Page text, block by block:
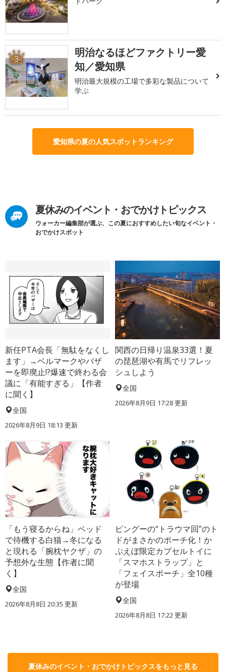
3
明治なるほどファクトリー愛
知／愛知県
明治最大規模の工場で多彩な製品について
学ぶ
愛知県の夏の人気スポットランキング
夏休みのイベント・おでかけトピックス
ウォーカー編集部が選ぶ、この夏におすすめしたい旬なイベント・
おでかけスポット
新任PTA会長「無駄をなくし
ます」→ベルマークやバザ
ーを即廃止!?爆速で終わる会
議に「有能すぎる」【作者
に聞く】
全国
2026年8月9日 18:13 更新
関西の日帰り温泉33選！夏
の琵琶湖や有馬でリフレッ
シュしよう
全国
2026年8月9日 17:28更新
「もう寝るからね」ベッド
で待機する白猫→冬になる
と現れる「腕枕ヤクザ」の
予想外な生態【作者に聞
く】
全国
2026年8月8日 20:35 更新
ピングーの“トラウマ回”のト
ドがまさかのポーチ化！か
ぷえぼ限定カプセルトイに
「スマホストラップ」と
「フェイスポーチ」全10種
が登場
全国
2026年8月8日 17:22更新
夏休みのイベント・おでかけトピックスをもっと見る